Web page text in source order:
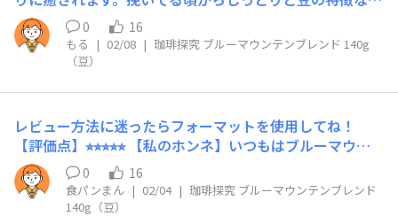
かオイリーに感じた。コクや酸味のバランスがとってもい
いです。1杯目はブラックで、2杯目はミルクを入れて 楽
しみました。挽く工程が面倒なようで香りを楽しめる場面
にきたら一緒に飲みたいな！と人と共有したくなるおいし
さ！ 【リピート】あり 気持ちと財布に余裕があるとき
に。自分へというよりプレゼントとして選びたいです。
【こんな時におすすめ】休日のブランチ、おやつに。ひと
ときを楽しみたいです。
0 16
もる | 02/08 | 珈琲探究 ブルーマウンテンブレンド 140g
（豆）
レビュー方法に迷ったらフォーマットを使用してね！
【評価点】⭐︎⭐︎⭐︎⭐︎⭐︎ 【私のホンネ】いつもはブルーマウン
テンはお高いので手が出ないのですが、モニター当選品で
堪能させていただきました。 美味しかったです。 求めて
いたのは、このコーヒーでした。 【リピート】ありま
0 16
食パンまん | 02/04 | 珈琲探究 ブルーマウンテンブレンド
140g（豆）